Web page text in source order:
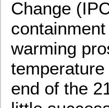
Change
warming
end of the